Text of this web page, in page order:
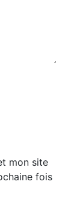
mon site
fois